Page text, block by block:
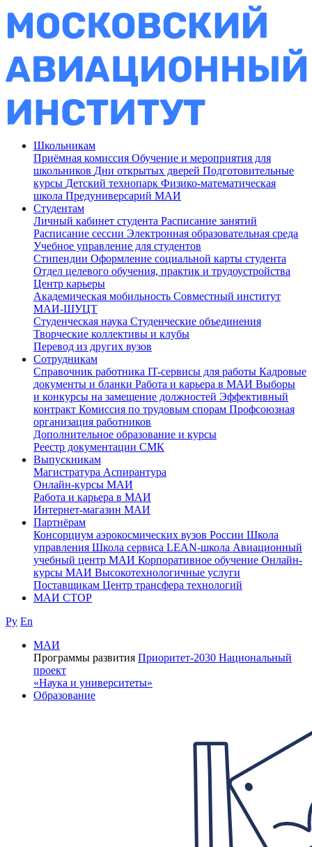
Школьникам
Приёмная комиссия Обучение и мероприятия для
школьников Дни открытых дверей Подготовительные
курсы Детский технопарк Физико-математическая
школа Предуниверсарий МАИ
Студентам
Личный кабинет студента Расписание занятий
Расписание сессии Электронная образовательная среда
Учебное управление для студентов
Стипендии Оформление социальной карты студента
Отдел целевого обучения, практик и трудоустройства
Центр карьеры
Академическая мобильность Совместный институт
МАИ-ШУЦТ
Студенческая наука Студенческие объединения
Творческие коллективы и клубы
Перевод из других вузов
Сотрудникам
Cправочник работника IT-сервисы для работы Кадровые
документы и бланки Работа и карьера в МАИ Выборы
и конкурсы на замещение должностей Эффективный
контракт Комиссия по трудовым спорам Профсоюзная
организация работников
Дополнительное образование и курсы
Реестр документации СМК
Выпускникам
Магистратура Аспирантура
Онлайн-курсы МАИ
Работа и карьера в МАИ
Интернет-магазин МАИ
Партнёрам
Консорциум аэрокосмических вузов России Школа
управления Школа сервиса LEAN-школа Авиационный
учебный центр МАИ Корпоративное обучение Онлайн-
курсы МАИ Высокотехнологичные услуги
Поставщикам Центр трансфера технологий
МАИ СТОР
Ру En
МАИ
Программы развития Приоритет-2030 Национальный
проект
«Наука и университеты»
Образование